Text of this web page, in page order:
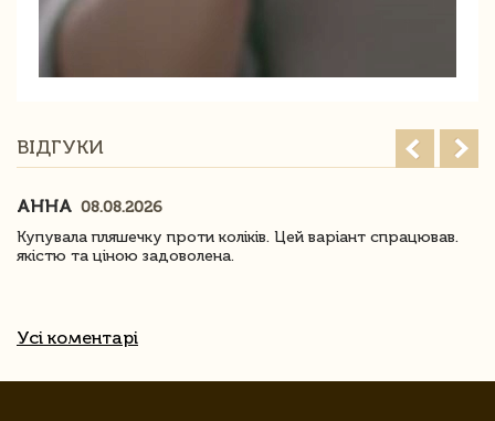
ВІДГУКИ
АННА 08.08.2026
Купувала пляшечку проти коліків. Цей варіант спрацював.
якістю та ціною задоволена.
Усі коментарі